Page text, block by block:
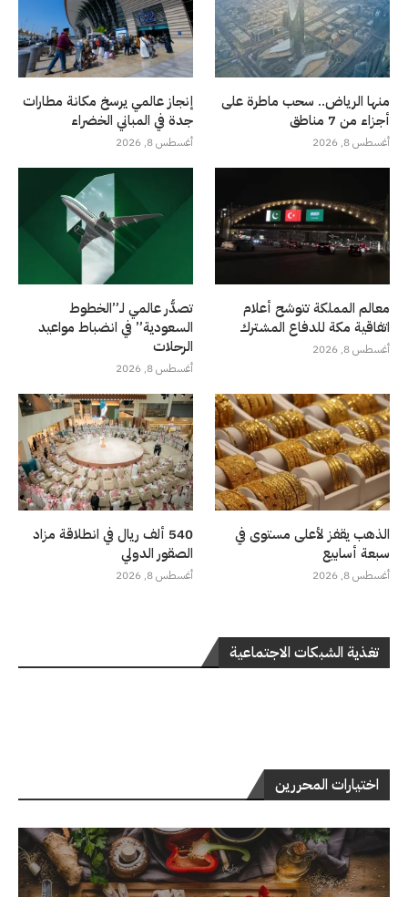
منها الرياض.. سحب ماطرة على
أجزاء من 7 مناطق
أغسطس 8, 2026
إنجاز عالمي يرسخ مكانة مطارات
جدة في المباني الخضراء
أغسطس 8, 2026
معالم المملكة تتوشح أعلام
اتفاقية مكة للدفاع المشترك
أغسطس 8, 2026
تصدُّر عالمي لـ”الخطوط
السعودية” في انضباط مواعيد
الرحلات
أغسطس 8, 2026
الذهب يقفز لأعلى مستوى في
سبعة أسابيع
أغسطس 8, 2026
540 ألف ريال في انطلاقة مزاد
الصقور الدولي
أغسطس 8, 2026
تغذية الشبكات الاجتماعية
اختيارات المحررين